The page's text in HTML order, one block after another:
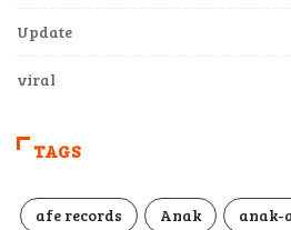
Update
viral
TAGS
afe records Anak anak-